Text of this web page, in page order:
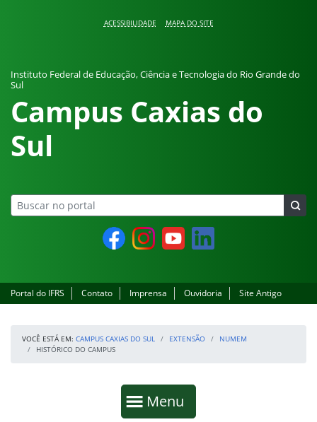
ACESSIBILIDADE MAPA DO SITE
Instituto Federal de Educação, Ciência e Tecnologia do Rio Grande do
Sul
Campus Caxias do
Sul
FacebookInstagramYouTube LinkedIn
Portal do IFRS Contato Imprensa Ouvidoria Site Antigo
VOCÊ ESTÁ EM: CAMPUS CAXIAS DO SUL EXTENSÃO
NUMEM
HISTÓRICO DO CAMPUS
Mostrar
Menu